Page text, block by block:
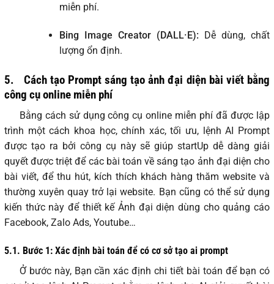
miễn phí.
Bing Image Creator (DALL·E): Dễ dùng, chất
lượng ổn định.
5.
Cách tạo Prompt sáng tạo ảnh đại diện bài viết bằng
công cụ online miễn phí
Bằng cách sử dụng công cụ online miễn phí đã được lập
trình một cách khoa học, chính xác, tối ưu, lệnh AI Prompt
được tạo ra bởi công cụ này sẽ giúp startUp dễ dàng giải
quyết được triệt để các bài toán về sáng tạo ảnh đại diện cho
bài viết, để thu hút, kích thích khách hàng thăm website và
thường xuyên quay trở lại website. Bạn cũng có thể sử dụng
kiến thức này để thiết kế Ảnh đại diện dùng cho quảng cáo
Facebook, Zalo Ads, Youtube…
5.1. Bước 1: Xác định bài toán để có cơ sở tạo ai prompt
Ở bước này, Bạn cần xác định chi tiết bài toán để bạn có